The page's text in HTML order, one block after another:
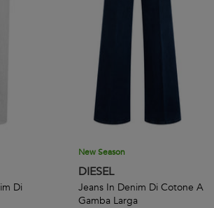
Dolce&Gabbana? Artigianalità made in
Avanguardia pura.
Di
New Season
DIESEL
Jeans In Denim Di Cotone A
Gamba Larga